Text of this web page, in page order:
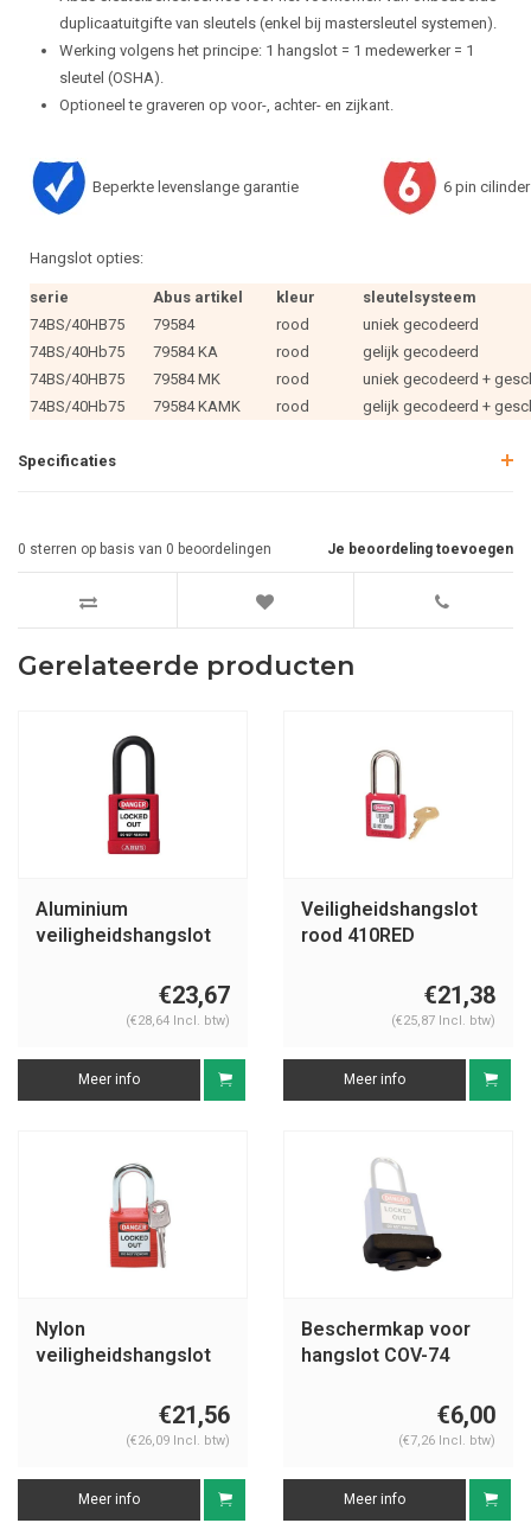
duplicaatuitgifte van sleutels (enkel bij mastersleutel systemen).
Werking volgens het principe: 1 hangslot = 1 medewerker = 1
sleutel (OSHA).
Optioneel te graveren op voor-, achter- en zijkant.
Beperkte levenslange garantie 6 pin
Hangslot opties:
serie Abus artikel kleur
sleutelsysteem
74BS/40HB75
79584 rood
uniek gecodeerd
74BS/40Hb75
79584 KA rood
gelijk gecodeerd
74BS/40HB75
79584 MK rood
uniek gecodeerd +
74BS/40Hb75
79584 KAMK rood gelijk gecodeerd +
Specificaties
Je beoordeling toevoegen
0 sterren op basis van 0 beoordelingen
Gerelateerde producten
Aluminium
veiligheidshangslot
€23,67
(€28,64 Incl. btw)
Meer info
Veiligheidshangslot
rood 410RED
€21,38
(€25,87 Incl. btw)
Meer info
Nylon
veiligheidshangslot
€21,56
(€26,09 Incl. btw)
Meer info
Beschermkap voor
hangslot COV-74
€6,00
(€7,26 Incl. btw)
Meer info